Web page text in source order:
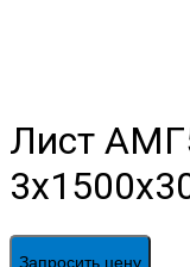
Лист
Запросить цену